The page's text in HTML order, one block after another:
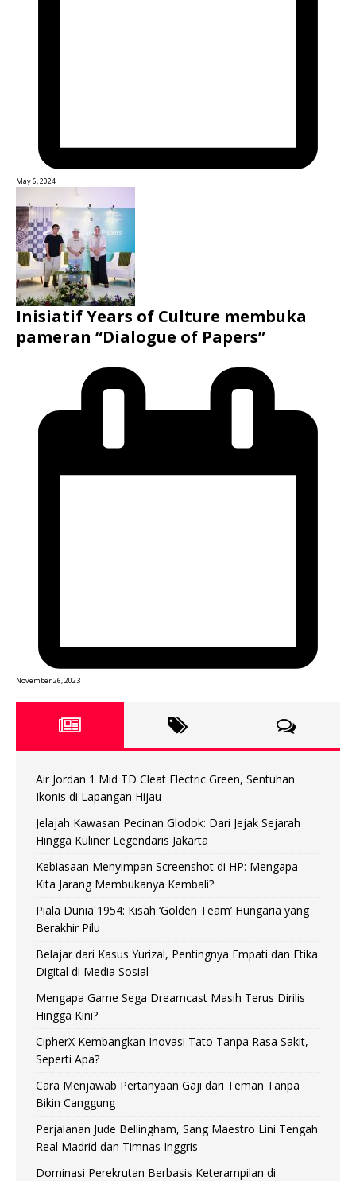
May 6, 2024
Inisiatif Years of Culture membuka
pameran “Dialogue of Papers”
November 26, 2023
Air Jordan 1 Mid TD Cleat Electric Green, Sentuhan
Ikonis di Lapangan Hijau
Jelajah Kawasan Pecinan Glodok: Dari Jejak Sejarah
Hingga Kuliner Legendaris Jakarta
Kebiasaan Menyimpan Screenshot di HP: Mengapa
Kita Jarang Membukanya Kembali?
Piala Dunia 1954: Kisah ‘Golden Team’ Hungaria yang
Berakhir Pilu
Belajar dari Kasus Yurizal, Pentingnya Empati dan Etika
Digital di Media Sosial
Mengapa Game Sega Dreamcast Masih Terus Dirilis
Hingga Kini?
CipherX Kembangkan Inovasi Tato Tanpa Rasa Sakit,
Seperti Apa?
Cara Menjawab Pertanyaan Gaji dari Teman Tanpa
Bikin Canggung
Perjalanan Jude Bellingham, Sang Maestro Lini Tengah
Real Madrid dan Timnas Inggris
Dominasi Perekrutan Berbasis Keterampilan di